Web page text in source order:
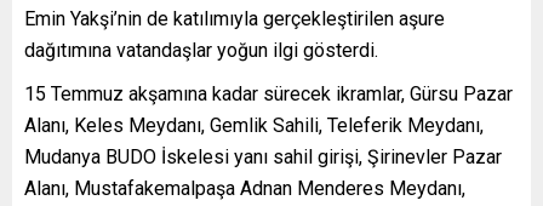
Emin Yakşi’nin de katılımıyla gerçekleştirilen aşure
dağıtımına vatandaşlar yoğun ilgi gösterdi.
15 Temmuz akşamına kadar sürecek ikramlar, Gürsu Pazar
Alanı, Keles Meydanı, Gemlik Sahili, Teleferik Meydanı,
Mudanya BUDO İskelesi yanı sahil girişi, Şirinevler Pazar
Alanı, Mustafakemalpaşa Adnan Menderes Meydanı,